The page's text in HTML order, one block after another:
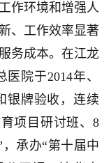
作环境和增强人
、工作效率显著
务成本。在江龙
院于2014年、
银牌验收，连续
项目研讨班、8
承办“第十届中